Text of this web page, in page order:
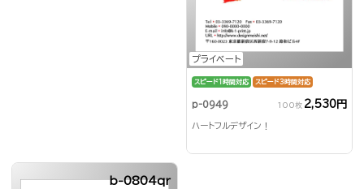
プライベート
スピード1時間対応 スピード3時間対応
p-0949 100枚 2,530円
ハートフルデザイン！
b-0804qr